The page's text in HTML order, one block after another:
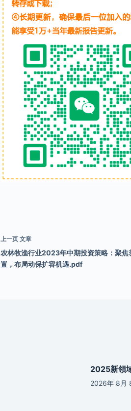
上一页 文章
农林牧渔行业2023年中期投资策略：聚焦
置，布局动保扩容机遇.pdf
2025新領
2026年 8月